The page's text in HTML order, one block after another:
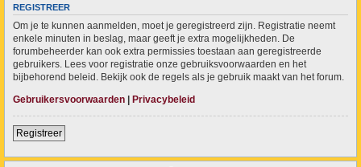
REGISTREER
Om je te kunnen aanmelden, moet je geregistreerd zijn. Registratie neemt
enkele minuten in beslag, maar geeft je extra mogelijkheden. De
forumbeheerder kan ook extra permissies toestaan aan geregistreerde
gebruikers. Lees voor registratie onze gebruiksvoorwaarden en het
bijbehorend beleid. Bekijk ook de regels als je gebruik maakt van het forum.
Gebruikersvoorwaarden
Privacybeleid
Registreer